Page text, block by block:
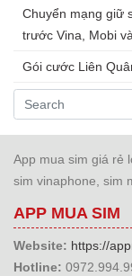
Chuyển mạng giữ
trước Vina, Mobi
Gói cước Liên
App mua sim giá rẻ
sim vinaphone, sim
APP MUA SIM
Website: https://
Hotline: